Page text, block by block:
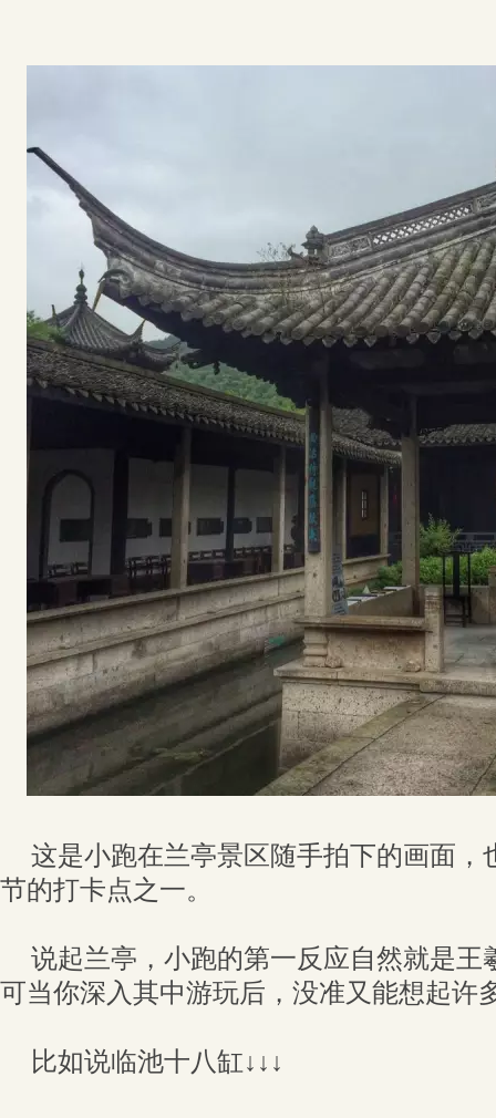
这是小跑在兰亭景区随手拍下的画面，
节的打卡点之一。
说起兰亭，小跑的第一反应自然就是王
可当你深入其中游玩后，没准又能想起许
比如说临池十八缸↓↓↓